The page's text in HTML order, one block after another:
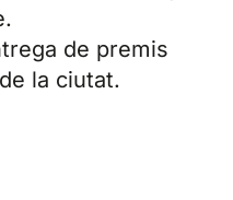
de premis
la ciutat.